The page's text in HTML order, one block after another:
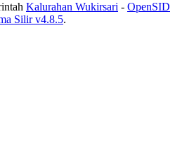
Kalurahan Wukirsari - OpenSID
Silir v4.8.5.